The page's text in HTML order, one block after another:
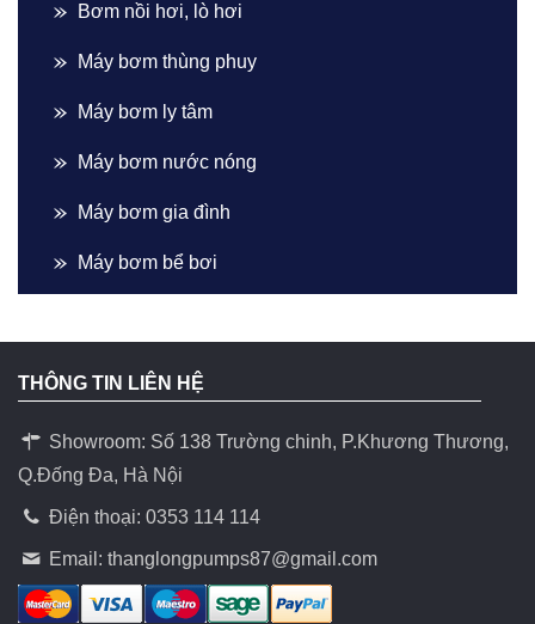
Bơm nồi hơi, lò hơi
Máy bơm thùng phuy
Máy bơm ly tâm
Máy bơm nước nóng
Máy bơm gia đình
Máy bơm bể bơi
THÔNG TIN LIÊN HỆ
Showroom: Số 138 Trường chinh, P.Khương Thương,
Q.Đống Đa, Hà Nội
Điện thoại: 0353 114 114
Email:thanglongpumps87@gmail.com